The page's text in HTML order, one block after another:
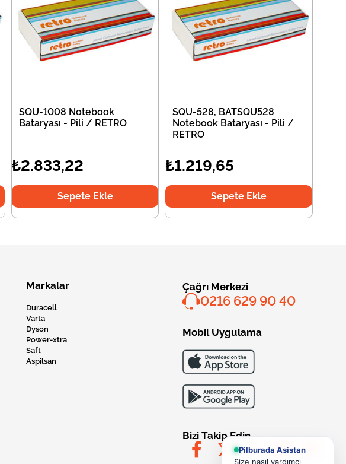
SQU-1008 Notebook
Bataryası - Pili / RETRO
₺2.833,22
Sepete Ekle
SQU-528, BATSQU528
Notebook Bataryası - Pili /
RETRO
₺1.219,65
Sepete Ekle
Markalar
Duracell
Varta
Dyson
Power-xtra
Saft
Aspilsan
Çağrı Merkezi
0216 629 90 40
Mobil Uygulama
Bizi Takip Edin
Pilburada Asistan
Size nasıl yardımcı